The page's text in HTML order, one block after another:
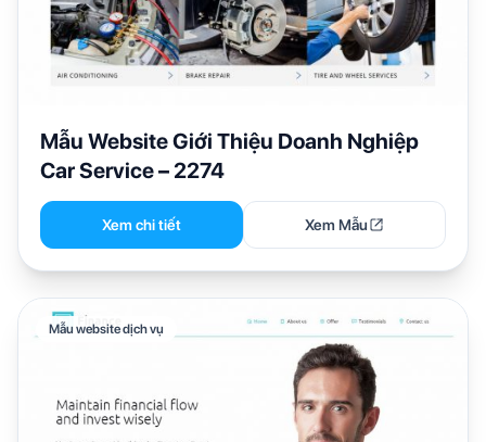
Mẫu Website Giới Thiệu Doanh Nghiệp
Car Service – 2274
Xem chi tiết Xem Mẫu
Mẫu website dịch vụ